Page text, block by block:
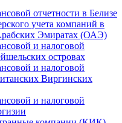
отчетности в Белизе
учета компаний в
Эмиратах (ОАЭ)
и налоговой
островах
и налоговой
Виргинских
и налоговой